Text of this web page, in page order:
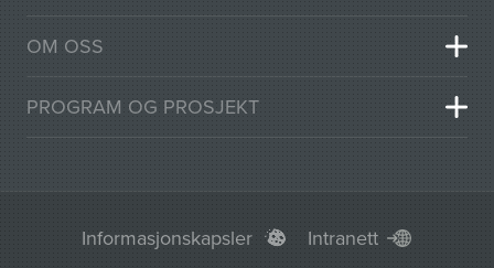
OM OSS
PROGRAM OG PROSJEKT
Informasjonskapsler
Intranett